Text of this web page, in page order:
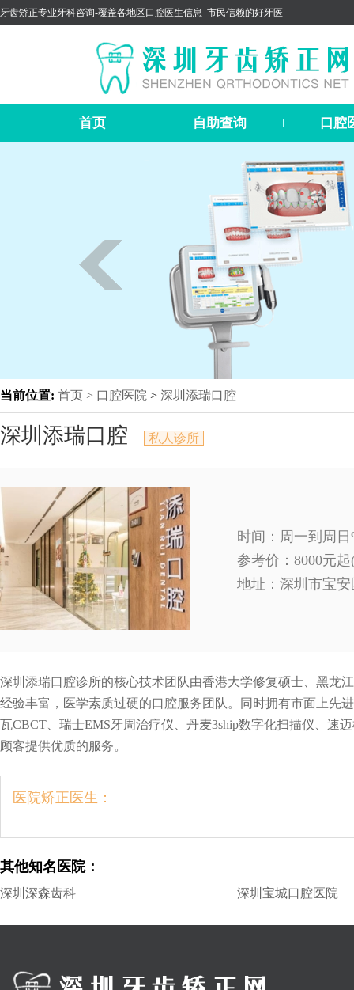
牙齿矫正专业牙科咨询-覆盖各地区口腔医生信息_市民信赖的好牙医
首页 自助查询 口腔
当前位置: 首页 > 口腔医院 > 深圳添瑞口腔
深圳添瑞口腔 私人诊所
时间：周一到周日
参考价：8000元
地址： 深圳市宝安
深圳添瑞口腔诊所的核心技术团队由香港大学修复硕士、黑龙
经验丰富，医学素质过硬的口腔服务团队。同时拥有市面上先
瓦CBCT、瑞士EMS牙周治疗仪、丹麦3ship数字化扫描仪、速
顾客提供优质的服务。
医院矫正医生：
其他知名医院：
深圳深森齿科 深圳宝城口腔医院